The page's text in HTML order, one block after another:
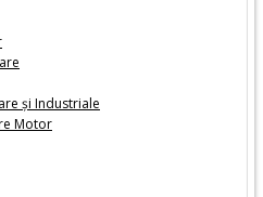
și Industriale
Motor